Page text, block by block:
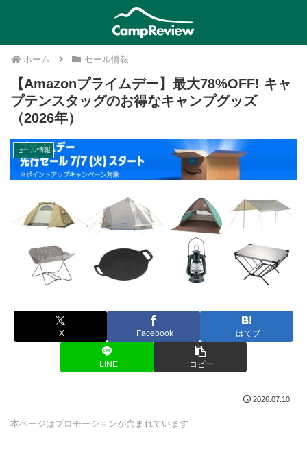
ホーム セール情報
【Amazonプライムデー】最大78%OFF! キャ
プテンスタッグのお得なキャンプグッズ
（2026年）
セール情報
X Facebook はてブ
LINE コピー
2026.07.10
本ページはプロモーションが含まれています